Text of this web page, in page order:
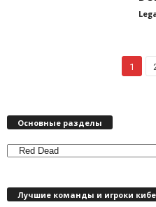
1
Основные разделы
Лучшие команды и игроки